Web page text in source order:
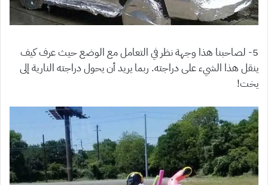
5- لصاحبنا هذا وجهة نظر في التعامل مع الوضع حيث عرف كيف
ينقل هذا الشيء على دراجته. ربما يريد أن يحول دراجته النارية إلى
يخت!